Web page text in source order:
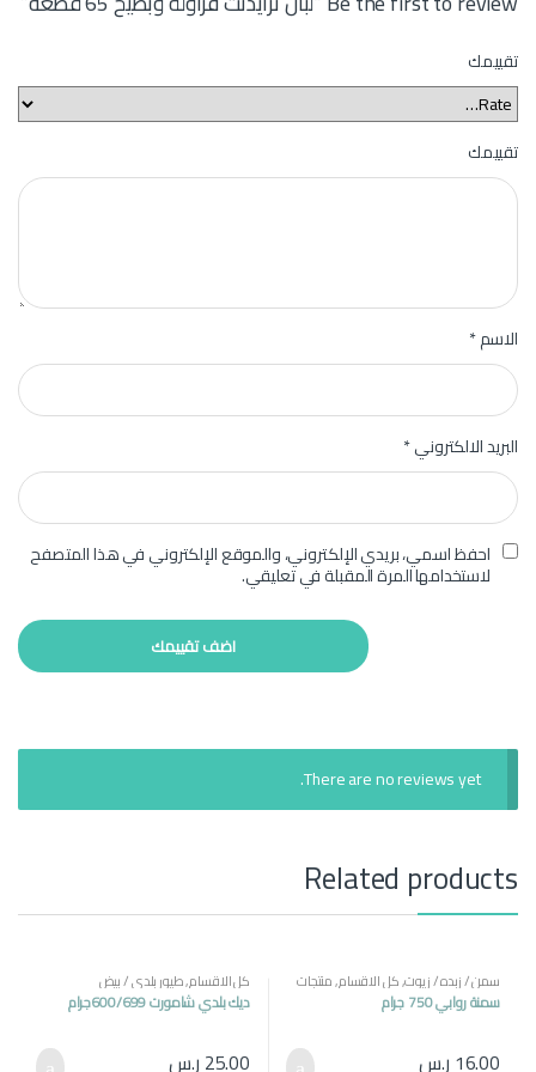
تقييمك
تقييمك
الاسم*
البريد الالكتروني*
احفظ اسمي، بريدي الإلكتروني، والموقع الإلكتروني في هذا المتصفح
لاستخدامها المرة المقبلة في تعليقي.
There are no reviews yet.
Related products
سمن / زبده / زيوت,كل الاقسام,منتجات
مصرية
سمنة روابي 750 جرام
16.00 ر.س
كل الاقسام,طيور بلدي / بيض
ديك بلدي شامورت 600/699جرام
25.00 ر.س